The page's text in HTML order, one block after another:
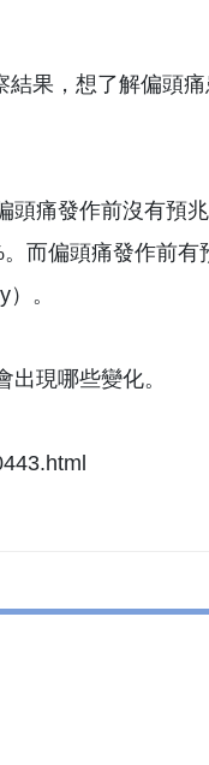
果，想了解偏頭
痛發作前沒有預
而偏頭痛發作前有
。
現哪些變化。